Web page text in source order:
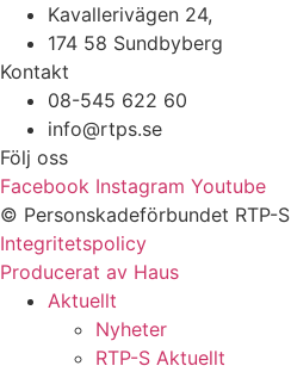
Kavallerivägen 24,
174 58 Sundbyberg
Kontakt
08-545 622 60
info@rtps.se
Följ oss
Facebook Instagram Youtube
© Personskadeförbundet RTP-S
Integritetspolicy
Producerat av Haus
Aktuellt
Nyheter
RTP-S Aktuellt